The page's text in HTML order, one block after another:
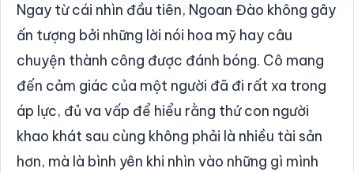
Ngay từ cái nhìn đầu tiên, Ngoan Đào không gây
ấn tượng bởi những lời nói hoa mỹ hay câu
chuyện thành công được đánh bóng. Cô mang
đến cảm giác của một người đã đi rất xa trong
áp lực, đủ va vấp để hiểu rằng thứ con người
khao khát sau cùng không phải là nhiều tài sản
hơn, mà là bình yên khi nhìn vào những gì mình